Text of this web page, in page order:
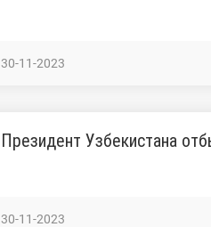
30-11-2023
Президент Узбекистана
30-11-2023